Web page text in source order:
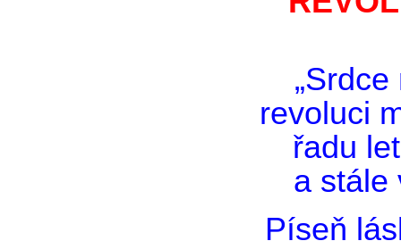
revoluci
řadu
a stále
Píseň